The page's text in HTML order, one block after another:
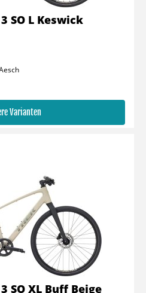
Varianten
SO L Keswick
SO XL Buff Beige